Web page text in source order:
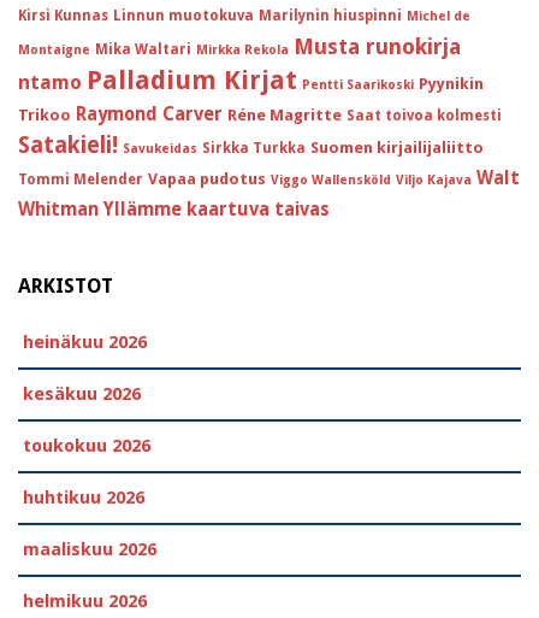
Kirsi Kunnas Linnun muotokuva Marilynin hiuspinni Michel de
Montaigne Mika Waltari Mirkka Rekola Musta runokirja
ntamo Palladium Kirjat Pentti Saarikoski Pyynikin
Trikoo Raymond Carver Réne Magritte Saat toivoa kolmesti
Satakieli! Savukeidas Sirkka Turkka Suomen kirjailijaliitto
Tommi Melender Vapaa pudotus Viggo Wallensköld Viljo Kajava Walt
Whitman Yllämme kaartuva taivas
ARKISTOT
heinäkuu 2026
kesäkuu 2026
toukokuu 2026
huhtikuu 2026
maaliskuu 2026
helmikuu 2026